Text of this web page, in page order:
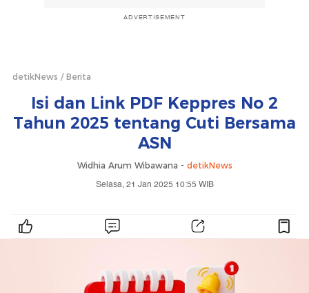
ADVERTISEMENT
detikNews Berita
Isi dan Link PDF Keppres No 2
Tahun 2025 tentang Cuti Bersama
ASN
Widhia Arum Wibawana - detikNews
Selasa, 21 Jan 2025 10:55 WIB